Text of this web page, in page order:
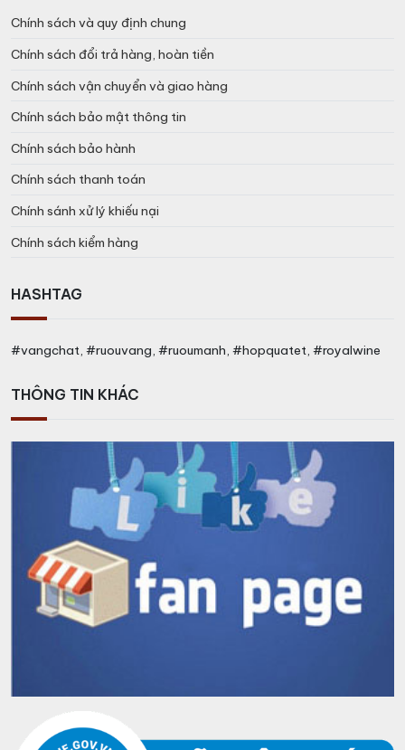
Chính sách và quy định chung
Chính sách đổi trả hàng, hoàn tiền
Chính sách vận chuyển và giao hàng
Chính sách bảo mật thông tin
Chính sách bảo hành
Chính sách thanh toán
Chính sánh xử lý khiếu nại
Chính sách kiểm hàng
HASHTAG
#vangchat, #ruouvang, #ruoumanh, #hopquatet, #royalwine
THÔNG TIN KHÁC